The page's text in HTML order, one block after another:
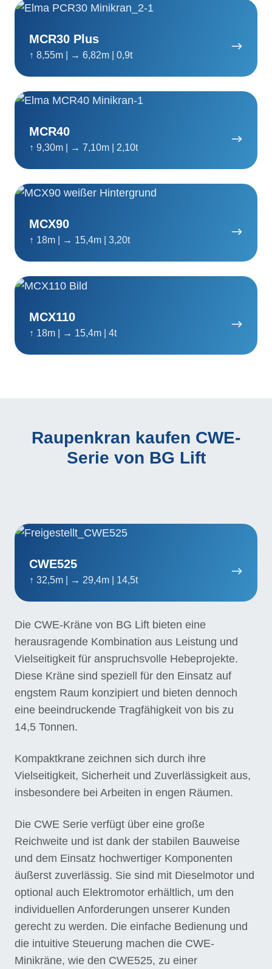
MCR30 Plus
↑ 8,55m | → 6,82m | 0,9t
MCR30
MCR40
↑ 9,30m | → 7,10m | 2,10t
MCR40
MCX90
↑ 18m | → 15,4m | 3,20t
MCX90
MCX110
↑ 18m | → 15,4m | 4t
MCX110
Raupenkran kaufen CWE-
Serie von BG Lift
CWE525
↑ 32,5m | → 29,4m | 14,5t
CWE525
Die CWE-Kräne von BG Lift bieten eine
herausragende Kombination aus Leistung und
Vielseitigkeit für anspruchsvolle Hebeprojekte.
Diese Kräne sind speziell für den Einsatz auf
engstem Raum konzipiert und bieten dennoch
eine beeindruckende Tragfähigkeit von bis zu
14,5 Tonnen.
Kompaktkrane zeichnen sich durch ihre
Vielseitigkeit, Sicherheit und Zuverlässigkeit aus,
insbesondere bei Arbeiten in engen Räumen.
Die CWE Serie verfügt über eine große
Reichweite und ist dank der stabilen Bauweise
und dem Einsatz hochwertiger Komponenten
äußerst zuverlässig. Sie sind mit Dieselmotor und
optional auch Elektromotor erhältlich, um den
individuellen Anforderungen unserer Kunden
gerecht zu werden. Die einfache Bedienung und
die intuitive Steuerung machen die CWE-
Minikräne, wie den CWE525, zu einer